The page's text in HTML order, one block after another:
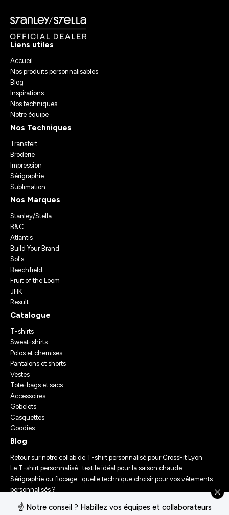
☝️ Notre conseil ? Habillez vos équipes et collaborateurs
Liens utiles
Accueil
Nos produits personnalisables
Blog
Inspirations
Nos techniques
Notre équipe
Nos Techniques
Transfert
Broderie
Impression
Sérigraphie
Sublimation
Nos Marques
Stanley/Stella
B&C
Atlantis
Build Your Brand
Sol's
Beechfield
Fruit of the Loom
JHK
Result
Catalogue
T-shirts
Sweat-shirts
Polos et chemises
Pantalons et shorts
Vestes
Tote-bags et sacs
Accessoires
Gobelets
Casquettes
Goodies
Blog
Retour sur notre collab de T-shirt personnalisé pour CrossFit Lyon
Le T-shirt personnalisé : textile idéal pour la saison chaude
Sérigraphie ou flocage : quelle technique choisir pour vos vêtements
personnalisés ?
Le Festival Chasseur d’Orage : Un Merch Sur-Mesure pour un